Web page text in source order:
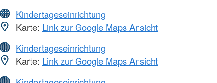
Kindertageseinrichtung
Karte: Link zur Google Maps Ansicht
Kindertageseinrichtung
Karte: Link zur Google Maps Ansicht